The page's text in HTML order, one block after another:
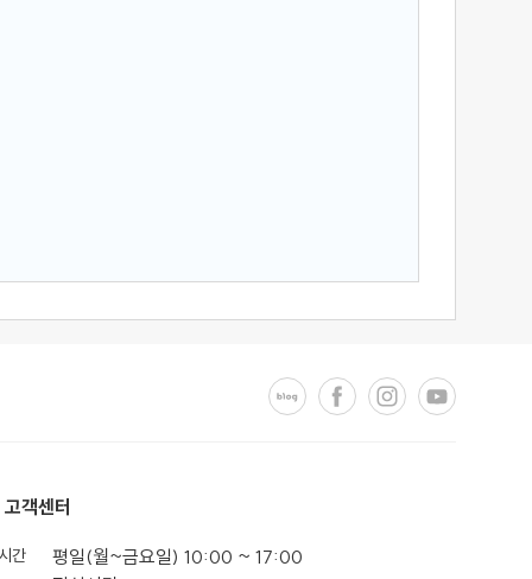
고객센터
간
평일(월~금요일) 10:00 ~ 17:00